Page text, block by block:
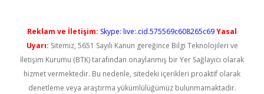
Reklam ve İletişim: Skype: live:.cid.575569c608265c69Yasal
Uyarı: Sitemiz, 5651 Sayılı Kanun gereğince Bilgi Teknolojileri ve
İletişim Kurumu (BTK) tarafından onaylanmış bir Yer Sağlayıcı olarak
hizmet vermektedir. Bu nedenle, sitedeki içerikleri proaktif olarak
denetleme veya araştırma yükümlülüğümüz bulunmamaktadır.